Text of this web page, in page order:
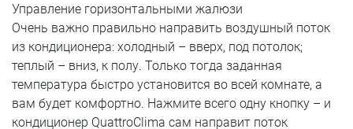
Управление горизонтальными жалюзи
Очень важно правильно направить воздушный поток
из кондиционера: холодный – вверх, под потолок;
теплый – вниз, к полу. Только тогда заданная
температура быстро установится во всей комнате, а
вам будет комфортно. Нажмите всего одну кнопку – и
кондиционер QuattroClima сам направит поток